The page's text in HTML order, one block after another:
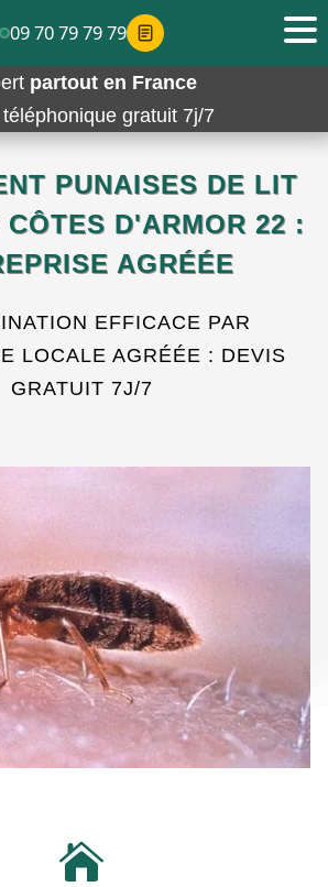
partout en France
gratuit 7j/7
PUNAISES DE LIT
D'ARMOR 22 :
AGRÉÉE
EFFICACE PAR
LOCALE AGRÉÉE : DEVIS
GRATUIT 7J/7

09 70 79 79 79